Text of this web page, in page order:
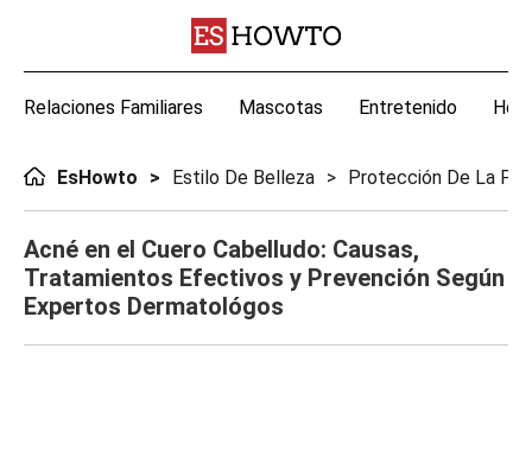
Relaciones Familiares Mascotas Entretenido
EsHowto Estilo De Belleza Protección De La Piel
Acné en el Cuero Cabelludo: Causas,
Tratamientos Efectivos y Prevención Según
Expertos Dermatológos